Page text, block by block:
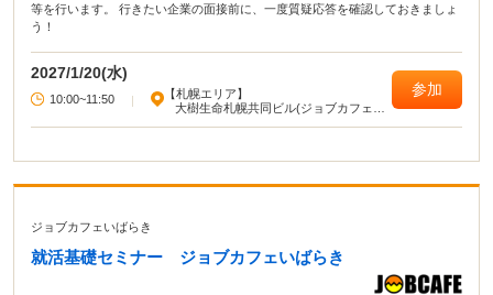
等を行います。 行きたい企業の面接前に、一度質疑応答を確認しておきましょ
う！
2027/1/20(水)
10:00~11:50
【札幌エリア】
大樹生命札幌共同ビル(ジョブカフェ北
参加
ジョブカフェいばらき
就活基礎セミナー ジョブカフェいばらき